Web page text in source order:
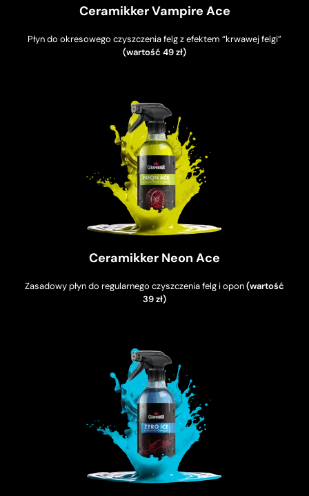
Ceramikker Vampire Ace
Płyn do okresowego czyszczenia felg z efektem “krwawej felgi”
(wartość 49 zł)
Ceramikker Neon Ace
Zasadowy płyn do regularnego czyszczenia felg i opon(wartość
39 zł)